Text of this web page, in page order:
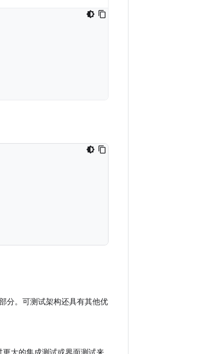
分。可测试架构还具有其他优